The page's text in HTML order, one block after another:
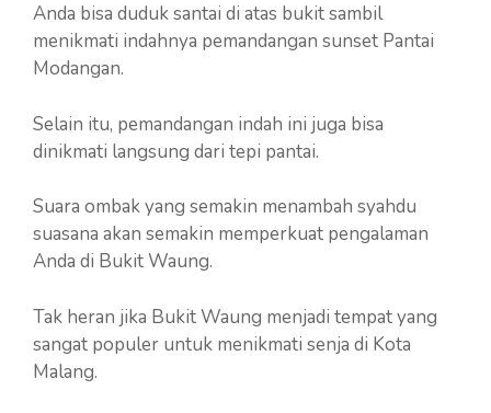
Anda bisa duduk santai di atas bukit sambil
menikmati indahnya pemandangan sunset Pantai
Modangan.
Selain itu, pemandangan indah ini juga bisa
dinikmati langsung dari tepi pantai.
Suara ombak yang semakin menambah syahdu
suasana akan semakin memperkuat pengalaman
Anda di Bukit Waung.
Tak heran jika Bukit Waung menjadi tempat yang
sangat populer untuk menikmati senja di Kota
Malang.